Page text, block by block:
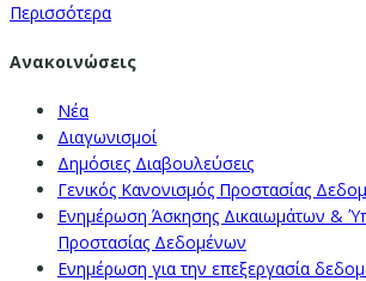
Περισσότερα
Ανακοινώσεις
Νέα
Διαγωνισμοί
Δημόσιες Διαβουλεύσεις
Γενικός Κανονισμός Προστασίας
Ενημέρωση Άσκησης Δικαιωμάτων &
Προστασίας Δεδομένων
Ενημέρωση για την επεξεργασία